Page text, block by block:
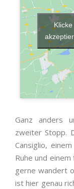
Ganz anders
zweiter Stopp.
Cansiglio,
Ruhe und
gerne wandert
ist hier genau